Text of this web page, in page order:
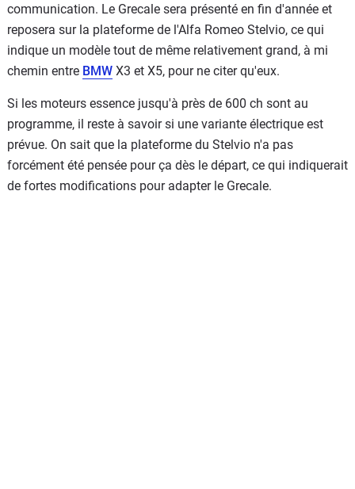
communication. Le Grecale sera présenté en fin d'année et
reposera sur la plateforme de l'Alfa Romeo Stelvio, ce qui
indique un modèle tout de même relativement grand, à mi
chemin entre BMW X3 et X5, pour ne citer qu'eux.
Si les moteurs essence jusqu'à près de 600 ch sont au
programme, il reste à savoir si une variante électrique est
prévue. On sait que la plateforme du Stelvio n'a pas
forcément été pensée pour ça dès le départ, ce qui indiquerait
de fortes modifications pour adapter le Grecale.